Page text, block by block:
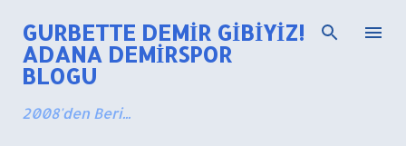
Ana içeriğe atla
GURBETTE DEMIR GIBIYIZ!
ADANA DEMIRSPOR
BLOGU
2008'den Beri...